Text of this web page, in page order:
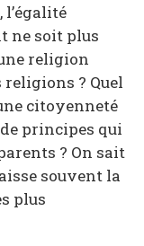
l’égalité
ne soit plus
religion
? Quel
citoyenneté
principes qui
? On sait
souvent la
plus